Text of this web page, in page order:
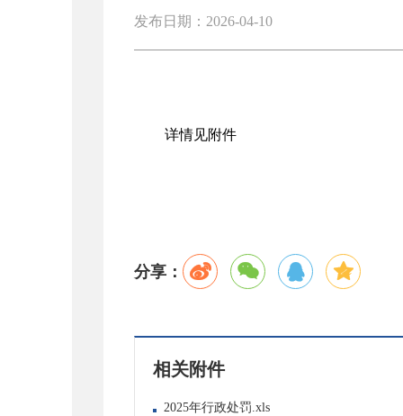
发布日期：2026-04-10
详情见附件
分享：
相关附件
2025年行政处罚.xls